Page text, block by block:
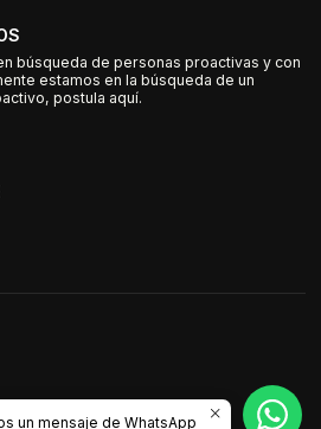
búsqueda de personas proactivas y con
estamos en la búsqueda de un
postula aquí.
un mensaje de WhatsApp